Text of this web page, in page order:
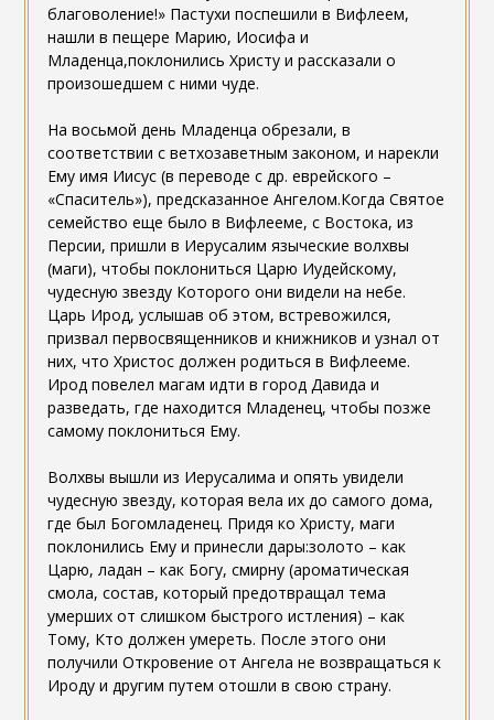
благоволение!» Пастухи поспешили в Вифлеем,
нашли в пещере Марию, Иосифа и
Младенца,поклонились Христу и рассказали о
произошедшем с ними чуде.
На восьмой день Младенца обрезали, в
соответствии с ветхозаветным законом, и нарекли
Ему имя Иисус (в переводе с др. еврейского –
«Спаситель»), предсказанное Ангелом.Когда Святое
семейство еще было в Вифлееме, с Востока, из
Персии, пришли в Иерусалим языческие волхвы
(маги), чтобы поклониться Царю Иудейскому,
чудесную звезду Которого они видели на небе.
Царь Ирод, услышав об этом, встревожился,
призвал первосвященников и книжников и узнал от
них, что Христос должен родиться в Вифлееме.
Ирод повелел магам идти в город Давида и
разведать, где находится Младенец, чтобы позже
самому поклониться Ему.
Волхвы вышли из Иерусалима и опять увидели
чудесную звезду, которая вела их до самого дома,
где был Богомладенец. Придя ко Христу, маги
поклонились Ему и принесли дары:золото – как
Царю, ладан – как Богу, смирну (ароматическая
смола, состав, который предотвращал тема
умерших от слишком быстрого истления) – как
Тому, Кто должен умереть. После этого они
получили Откровение от Ангела не возвращаться к
Ироду и другим путем отошли в свою страну.